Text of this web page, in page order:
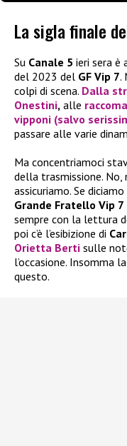
La sigla finale
Su Canale 5 ieri sera è
del 2023 del GF Vip 7.
colpi di scena. Dalla
Onestini, alle
vipponi (salvo
passare alle varie
Ma concentriamoci
della trasmissione.
assicuriamo. Se
Grande Fratello Vip 7
sempre con la lettura
poi c’è l’esibizione di
Orietta Berti sulle
l’occasione. Insomma
questo.